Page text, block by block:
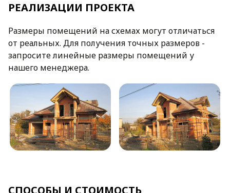
РЕАЛИЗАЦИИ ПРОЕКТА
Размеры помещений на схемах могут отличаться
от реальных. Для получения точных размеров -
запросите линейные размеры помещений у
нашего менеджера.
СПОСОБЫ И СТОИМОСТЬ